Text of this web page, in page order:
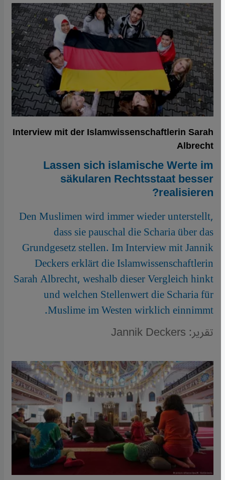
Interview mit der Islamwissenschaftlerin Sarah
Albrecht
Lassen sich islamische Werte im
säkularen Rechtsstaat besser
realisieren?
Den Muslimen wird immer wieder unterstellt,
dass sie pauschal die Scharia über das
Grundgesetz stellen. Im Interview mit Jannik
Deckers erklärt die Islamwissenschaftlerin
Sarah Albrecht, weshalb dieser Vergleich hinkt
und welchen Stellenwert die Scharia für
Muslime im Westen wirklich einnimmt.
تقرير: Jannik Deckers